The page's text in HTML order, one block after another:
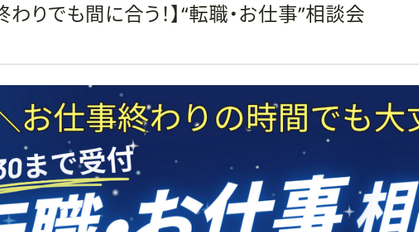
わりでも間に合う！】“転職・お仕事”相談会